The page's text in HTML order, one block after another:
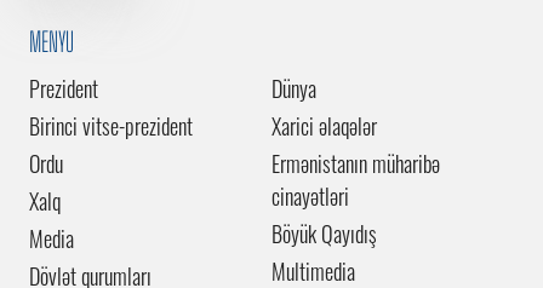
MENYU
Prezident
Birinci vitse-prezident
Ordu
Xalq
Media
Dövlət qurumları
Dünya
Xarici əlaqələr
Ermənistanın müharibə
cinayətləri
Böyük Qayıdış
Multimedia